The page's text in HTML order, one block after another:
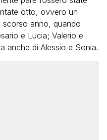
otto, ovvero un
scorso anno, quando
e Lucia; Valerio e
anche di Alessio e Sonia.